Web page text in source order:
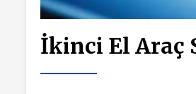
İkinci El Araç